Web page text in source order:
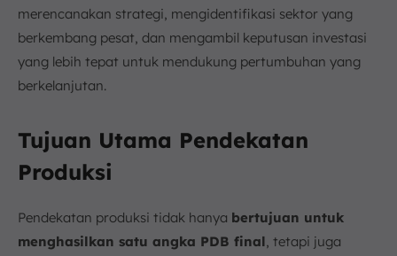
merencanakan strategi, mengidentifikasi sektor yang
berkembang pesat, dan mengambil keputusan investasi
yang lebih tepat untuk mendukung pertumbuhan yang
berkelanjutan.
Tujuan Utama Pendekatan
Produksi
Pendekatan produksi tidak hanya bertujuan untuk
menghasilkan satu angka PDB final, tetapi juga